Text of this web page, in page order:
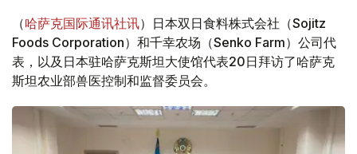
（哈萨克国际通讯社讯）日本双日食料株式会社（Sojitz
Foods Corporation）和千幸农场（Senko Farm）公司代
表，以及日本驻哈萨克斯坦大使馆代表20日拜访了哈萨克
斯坦农业部兽医控制和监督委员会。